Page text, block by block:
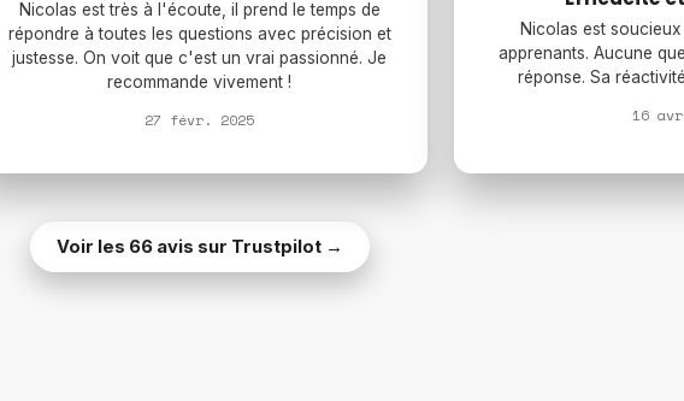
Nicolas est très à l'écoute, il prend le temps de
répondre à toutes les questions avec précision et
justesse. On voit que c'est un vrai passionné. Je
recommande vivement !
27 févr. 2025
Nicolas est
apprenants. Aucune
réponse. Sa
16
Voir les 66 avis sur Trustpilot →